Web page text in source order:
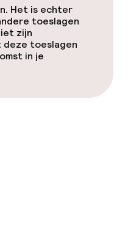
Het is echter
toeslagen
zijn
deze toeslagen
in je